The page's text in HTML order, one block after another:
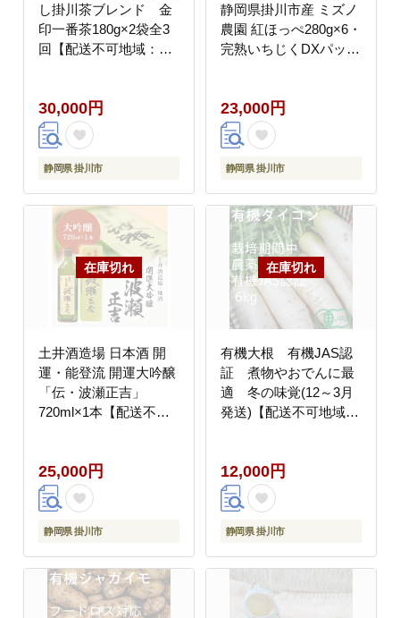
し掛川茶ブレンド 金
印一番茶180g×2袋全3
回【配送不可地域：離
30,000円
静岡県 掛川市
静岡県掛川市産 ミズノ
農園 紅ほっぺ280g×6・
完熟いちじくDXパック
県・東北・四国・九
州】
23,000円
静岡県 掛川市
土井酒造場 日本酒 開
運・能登流 開運大吟醸
「伝・波瀬正吉」
720ml×1本【配送不可
25,000円
静岡県 掛川市
有機大根 有機JAS認
証 煮物やおでんに最
適 冬の味覚(12～3月
発送)【配送不可地域：
12,000円
静岡県 掛川市